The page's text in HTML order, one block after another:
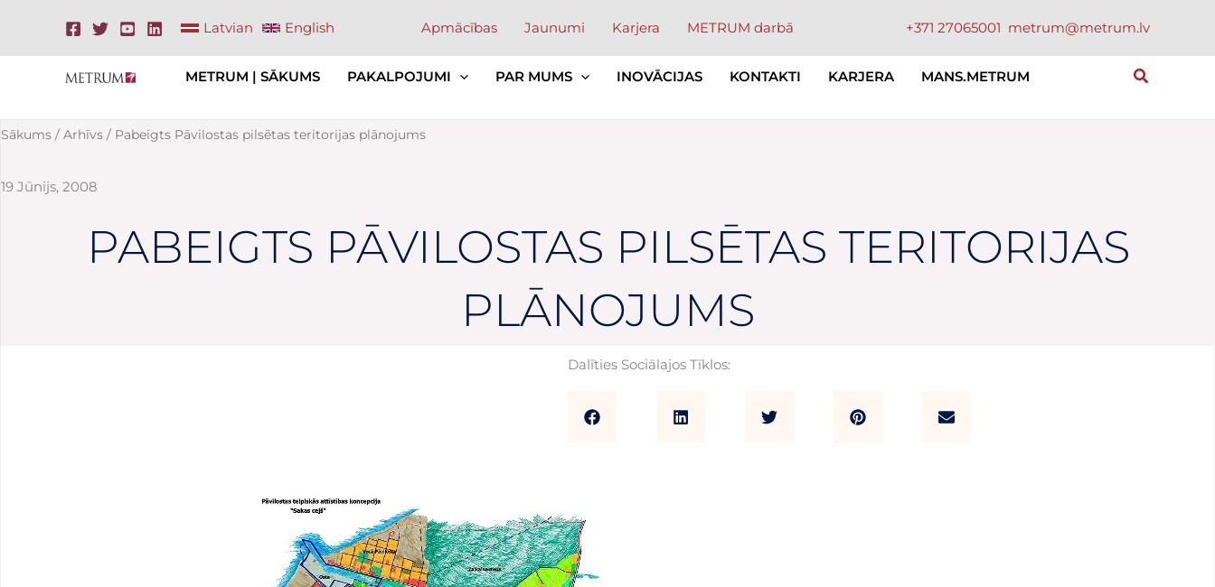
content
Latvian English Apmācības Jaunumi Karjera METRUM darbā +371 27065001 metrum@metrum.lv
METRUM | SĀKUMS PAKALPOJUMI PAR MUMS INOVĀCIJAS KONTAKTI KARJERA MANS.METRUM
Sākums / Arhīvs / Pabeigts Pāvilostas pilsētas teritorijas plānojums
19 Jūnijs, 2008
PABEIGTS PĀVILOSTAS PILSĒTAS TERITORIJAS
PLĀNOJUMS
Dalīties Sociālajos Tīklos: